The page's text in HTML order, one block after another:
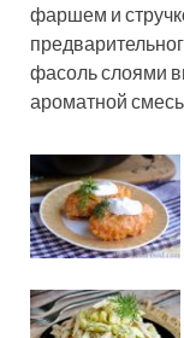
фаршем и
фасоль слоями
ароматной